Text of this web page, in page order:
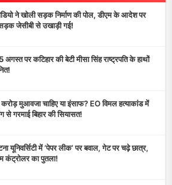
ने खोली सड़क निर्माण की पोल, डीएम के आदेश पर
जेसीबी से उखाड़ी गई!
पर कटिहार की बेटी मीसा सिंह राष्ट्रपति के हाथों
मुआवजा चाहिए या इंसाफ? EO विमल हत्याकांड में
से गरमाई बिहार की सियासत!
यूनिवर्सिटी में ‘पेपर लीक’ पर बवाल, गेट पर चढ़े छात्र,
कंट्रोलर का पुतला!